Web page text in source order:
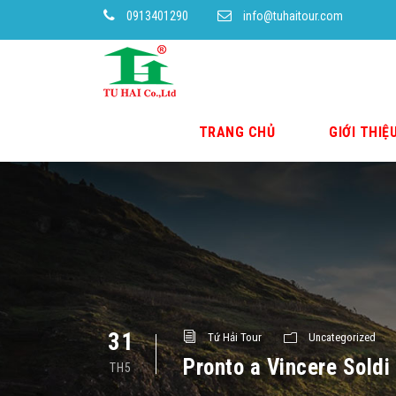
0913401290 info@tuhaitour.com
TRANG CHỦ GIỚI
31
TH5
Tứ Hải Tour Uncategorized
Pronto a Vincere